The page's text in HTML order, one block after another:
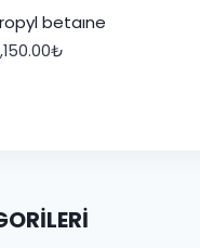
betaine
₺Fiyat